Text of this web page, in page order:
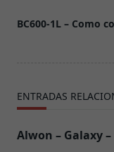
BC600-1L – Como
ENTRADAS
Alwon – Galaxy